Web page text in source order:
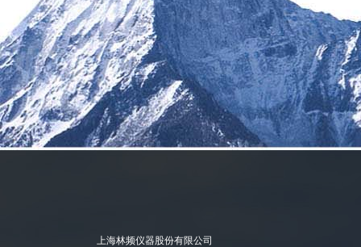
上海林频仪器股份有限公司